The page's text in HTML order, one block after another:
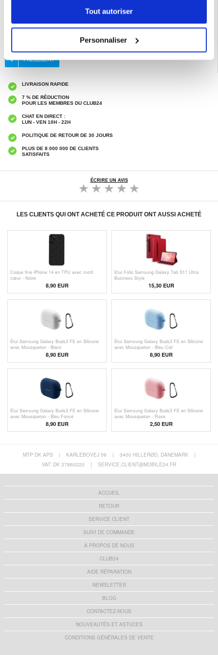
Tout autoriser
Personnaliser
Catégories associées:Accessoires téléphone,Coque & Accessoires iPhone,
iPhone Air Coque & Accessoires
LIVRAISON RAPIDE
7 % DE RÉDUCTION
POUR LES MEMBRES DU CLUB24
CHAT EN DIRECT :
LUN - VEN 10H - 22H
POLITIQUE DE RETOUR DE 30 JOURS
PLUS DE 8 000 000 DE CLIENTS
SATISFAITS
ÉCRIRE UN AVIS
LES CLIENTS QUI ONT ACHETÉ CE PRODUIT ONT AUSSI ACHETÉ
Coque fine iPhone 14 en TPU avec motif
cœur - Noire
8,90 EUR
Etui Folio Samsung Galaxy Tab S11 Ultra
Business Style
15,30EUR
Étui Samsung Galaxy Buds3 FE en Silicone
avec Mousqueton - Blanc
8,90 EUR
Étui Samsung Galaxy Buds3 FE en Silicone
avec Mousqueton - Bleu Ciel
8,90 EUR
Étui Samsung Galaxy Buds3 FE en Silicone
avec Mousqueton - Bleu Foncé
8,90 EUR
Étui Samsung Galaxy Buds3 FE en Silicone
avec Mousqueton - Rose
2,50EUR
MTP DK APS | KARLEBOVEJ 59 | 3400 HILLERØD, DANEMARK
|
VAT: DK 37860220
| SERVICE.CLIENT@MOBILE24.FR
ACCUEIL
RETOUR
SERVICE CLIENT
SUIVI DE COMMANDE
A PROPOS DE NOUS
CLUB24
AIDE RÉPARATION
NEWSLETTER
BLOG
CONTACTEZ-NOUS
NOUVEAUTÉS ET ASTUCES
CONDITIONS GÉNÉRALES DE VENTE